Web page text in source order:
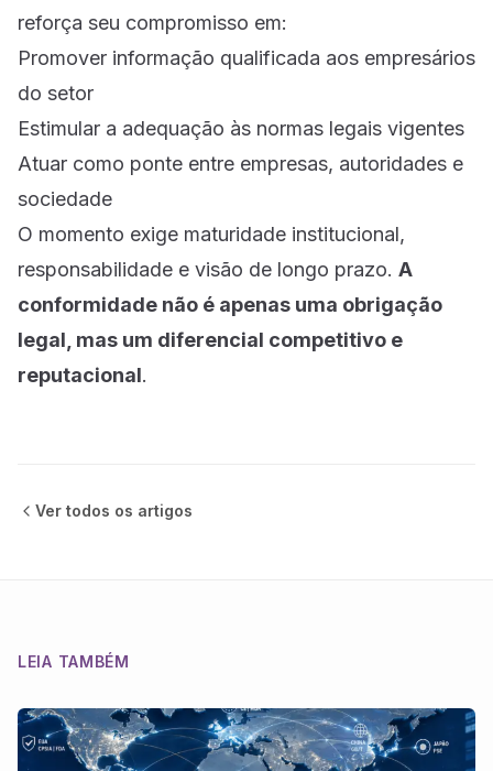
reforça seu compromisso em:
Promover informação qualificada aos empresários
do setor
Estimular a adequação às normas legais vigentes
Atuar como ponte entre empresas, autoridades e
sociedade
O momento exige maturidade institucional,
responsabilidade e visão de longo prazo. A
conformidade não é apenas uma obrigação
legal, mas um diferencial competitivo e
reputacional.
Ver todos os artigos
LEIA TAMBÉM